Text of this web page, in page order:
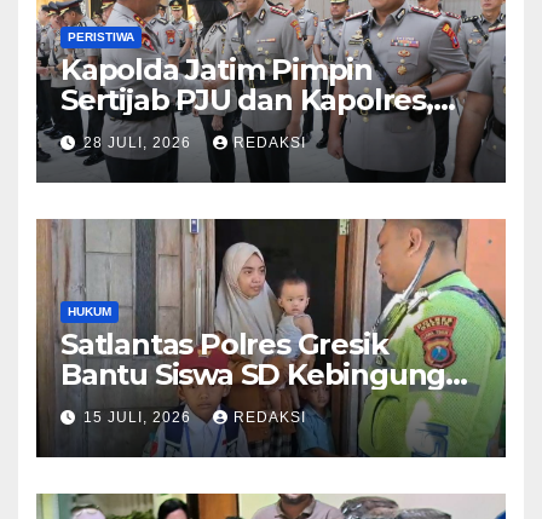
PERISTIWA
Kapolda Jatim Pimpin
Sertijab PJU dan Kapolres,
Perkuat Regenerasi
Kepemimpinan dan
Pelayanan Presisi
28 JULI, 2026 REDAKSI
HUKUM
Satlantas Polres Gresik
Bantu Siswa SD Kebingungan
Saat Pulang Sekolah,
Langsung Diantar ke Rumah
Orang Tua Lega
15 JULI, 2026 REDAKSI